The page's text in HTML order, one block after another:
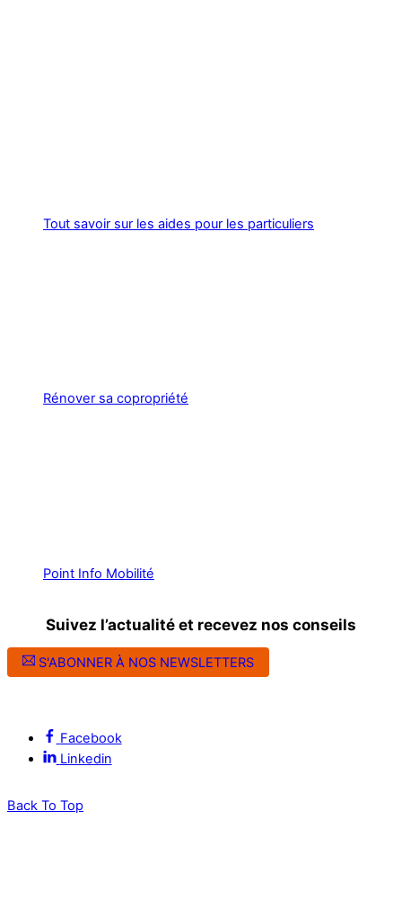
Tout savoir sur les aides pour les particuliers
Rénover sa copropriété
Point Info Mobilité
Suivez l’actualité et recevez nos conseils
S'ABONNER À NOS NEWSLETTERS
Facebook
Linkedin
Back To Top